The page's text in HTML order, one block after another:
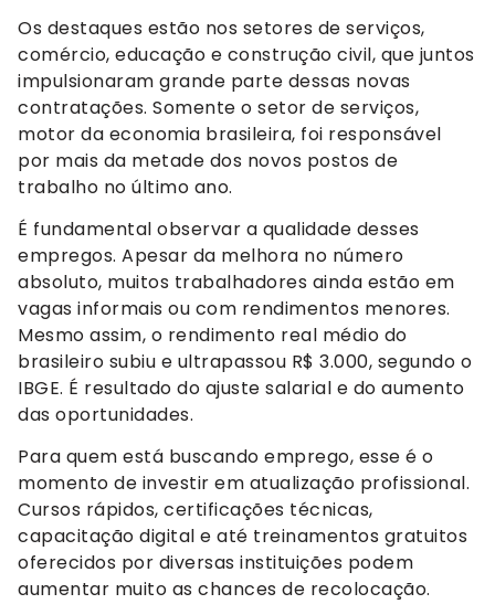
Os destaques estão nos setores de serviços,
comércio, educação e construção civil, que juntos
impulsionaram grande parte dessas novas
contratações. Somente o setor de serviços,
motor da economia brasileira, foi responsável
por mais da metade dos novos postos de
trabalho no último ano.
É fundamental observar a qualidade desses
empregos. Apesar da melhora no número
absoluto, muitos trabalhadores ainda estão em
vagas informais ou com rendimentos menores.
Mesmo assim, o rendimento real médio do
brasileiro subiu e ultrapassou R$ 3.000, segundo o
IBGE. É resultado do ajuste salarial e do aumento
das oportunidades.
Para quem está buscando emprego, esse é o
momento de investir em atualização profissional.
Cursos rápidos, certificações técnicas,
capacitação digital e até treinamentos gratuitos
oferecidos por diversas instituições podem
aumentar muito as chances de recolocação.